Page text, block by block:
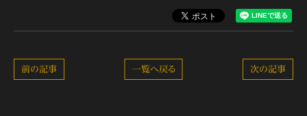
次の記事
一覧へ戻る
前の記事